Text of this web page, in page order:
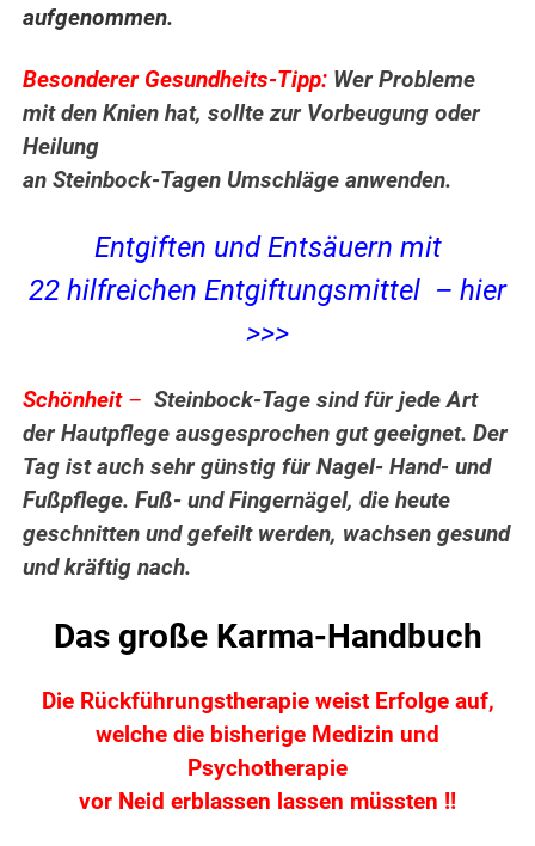
aufgenommen.
Besonderer Gesundheits-Tipp: Wer Probleme
mit den Knien hat, sollte zur Vorbeugung oder
Heilung
an Steinbock-Tagen Umschläge anwenden.
Entgiften und Entsäuern mit
22 hilfreichen Entgiftungsmittel – hier
>>>
Schönheit–Steinbock-Tage sind für jede Art
der Hautpflege ausgesprochen gut geeignet. Der
Tag ist auch sehr günstig für Nagel- Hand- und
Fußpflege. Fuß- und Fingernägel, die heute
geschnitten und gefeilt werden, wachsen gesund
und kräftig nach.
Das große Karma-Handbuch
Die Rückführungstherapie weist Erfolge auf,
welche die bisherige Medizin und
Psychotherapie
vor Neid erblassen lassen müssten !!